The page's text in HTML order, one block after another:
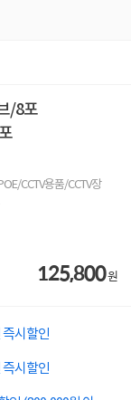
/8포
CCTV용품/CCTV장
125,800원
즉시할인
즉시할인